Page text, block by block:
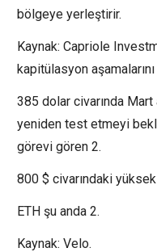
bölgeye yerleştirir.
Kaynak: Capriole
kapitülasyon aşamalarını
385 dolar civarında
yeniden test etmeyi
görevi gören 2.
800 $ civarındaki
ETH şu anda 2.
Kaynak: Velo.